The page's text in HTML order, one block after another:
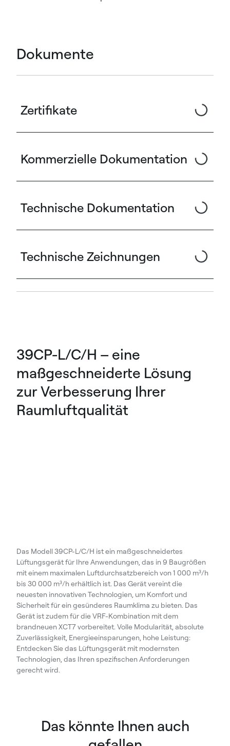
Dokumente
Zertifikate
Kommerzielle Dokumentation
Technische Dokumentation
Technische Zeichnungen
39CP-L/C/H – eine
maßgeschneiderte Lösung
zur Verbesserung Ihrer
Raumluftqualität
Das Modell 39CP-L/C/H ist ein maßgeschneidertes
Lüftungsgerät für Ihre Anwendungen, das in 9 Baugrößen
mit einem maximalen Luftdurchsatzbereich von 1 000 m³/h
bis 30 000 m³/h erhältlich ist. Das Gerät vereint die
neuesten innovativen Technologien, um Komfort und
Sicherheit für ein gesünderes Raumklima zu bieten. Das
Gerät ist zudem für die VRF-Kombination mit dem
brandneuen XCT7 vorbereitet. Volle Modularität, absolute
Zuverlässigkeit, Energieeinsparungen, hohe Leistung:
Entdecken Sie das Lüftungsgerät mit modernsten
Technologien, das Ihren spezifischen Anforderungen
gerecht wird.
Das könnte Ihnen auch